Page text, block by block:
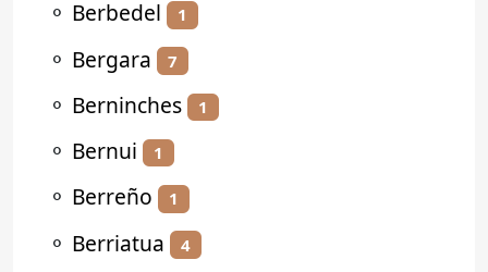
⚬ Berbedel 1
⚬ Bergara 7
⚬ Berninches 1
⚬ Bernui 1
⚬ Berreño 1
⚬ Berriatua 4